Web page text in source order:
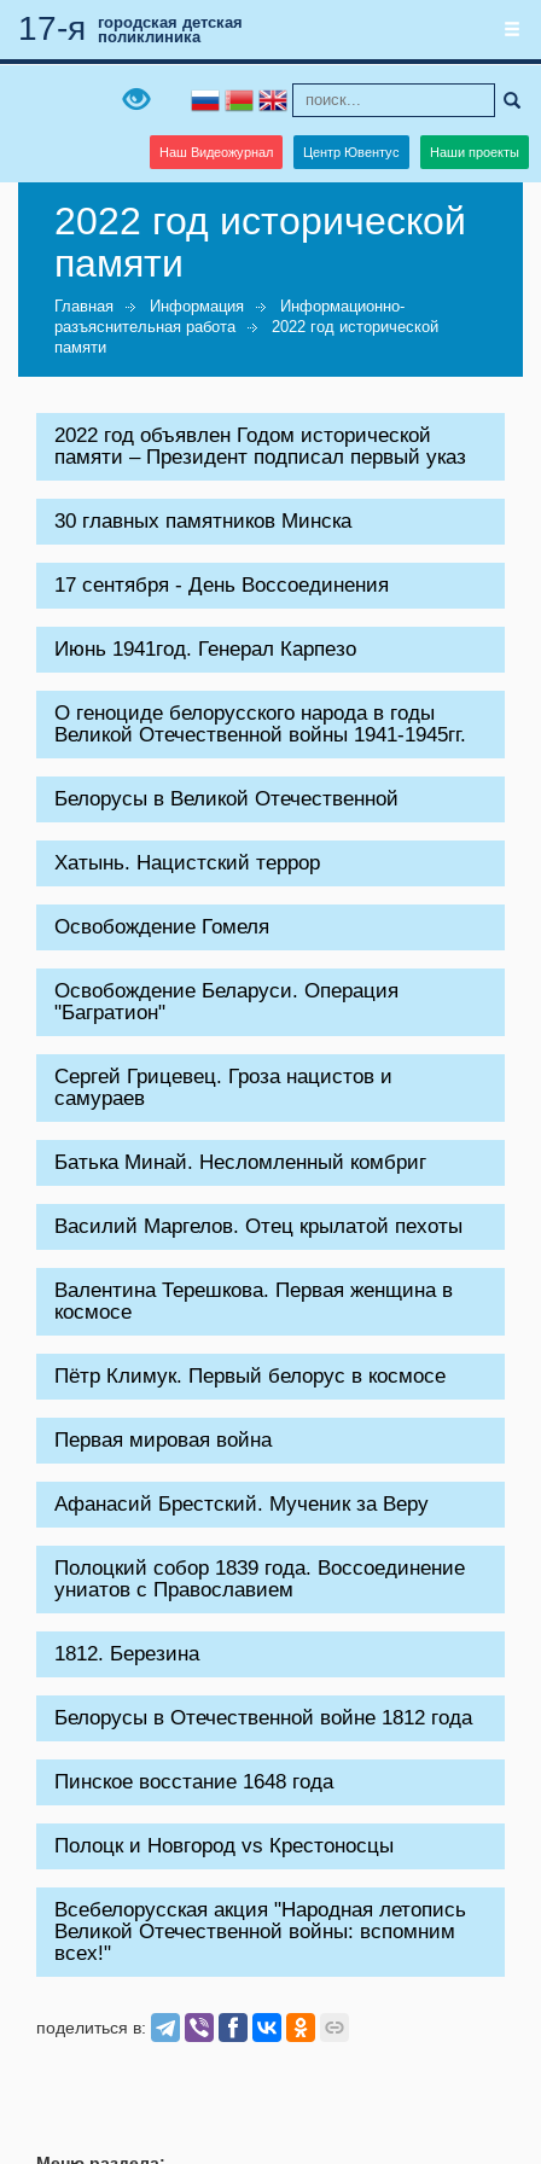
Наш Видеожурнал Центр Ювентус Наши проекты
17-я
городская детская
поликлиника
2022 год исторической
памяти
Главная Информация
Информационно-
разъяснительная работа
2022 год исторической
памяти
2022 год объявлен Годом исторической
памяти – Президент подписал первый указ
30 главных памятников Минска
17 сентября - День Воссоединения
Июнь 1941год. Генерал Карпезо
О геноциде белорусского народа в годы
Великой Отечественной войны 1941-1945гг.
Белорусы в Великой Отечественной
Хатынь. Нацистский террор
Освобождение Гомеля
Освобождение Беларуси. Операция
"Багратион"
Сергей Грицевец. Гроза нацистов и
самураев
Батька Минай. Несломленный комбриг
Василий Маргелов. Отец крылатой пехоты
Валентина Терешкова. Первая женщина в
космосе
Пётр Климук. Первый белорус в космосе
Первая мировая война
Афанасий Брестский. Мученик за Веру
Полоцкий собор 1839 года. Воссоединение
униатов с Православием
1812. Березина
Белорусы в Отечественной войне 1812 года
Пинское восстание 1648 года
Полоцк и Новгород vs Крестоносцы
Всебелорусская акция "Народная летопись
Великой Отечественной войны: вспомним
всех!"
поделиться в: